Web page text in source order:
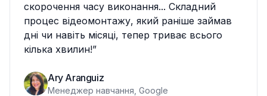
скорочення часу виконання... Складний
процес відеомонтажу, який раніше займав
дні чи навіть місяці, тепер триває всього
кілька хвилин!”
Ary Aranguiz
Менеджер навчання, Google